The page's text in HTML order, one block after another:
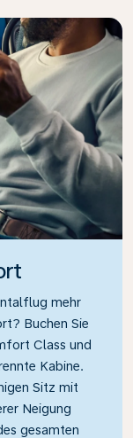
mehr
Buchen Sie
Class und
Kabine.
Sitz mit
Neigung
gesamten